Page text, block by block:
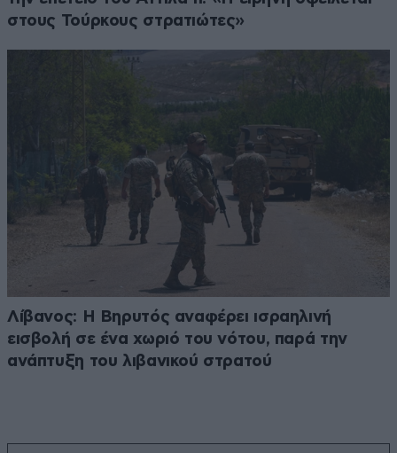
στους Τούρκους στρατιώτες»
Λίβανος: Η Βηρυτός αναφέρει ισραηλινή
εισβολή σε ένα χωριό του νότου, παρά την
ανάπτυξη του λιβανικού στρατού